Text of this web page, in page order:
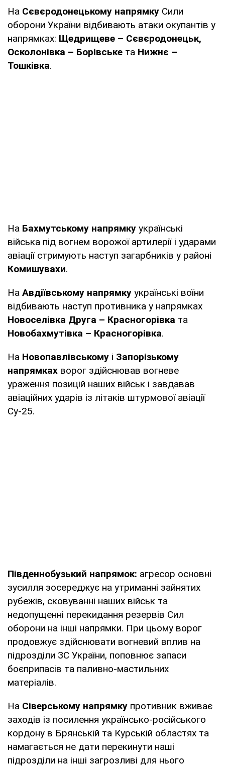
На Сєвєродонецькому напрямку Сили
оборони України відбивають атаки окупантів у
напрямках: Щедрищеве – Сєвєродонецьк,
Осколонівка – Борівське та Нижнє –
Тошківка.
На Бахмутському напрямку українські
війська під вогнем ворожої артилерії і ударами
авіації стримують наступ загарбників у районі
Комишувахи.
На Авдіївському напрямку українські воїни
відбивають наступ противника у напрямках
Новоселівка Друга – Красногорівка та
Новобахмутівка – Красногорівка.
На Новопавлівському і Запорізькому
напрямках ворог здійснював вогневе
ураження позицій наших військ і завдавав
авіаційних ударів із літаків штурмової авіації
Су-25.
Південнобузький напрямок: агресор основні
зусилля зосереджує на утриманні зайнятих
рубежів, сковуванні наших військ та
недопущенні перекидання резервів Сил
оборони на інші напрямки. При цьому ворог
продовжує здійснювати вогневий вплив на
підрозділи ЗС України, поповнює запаси
боєприпасів та паливно-мастильних
матеріалів.
На Сіверському напрямку противник вживає
заходів із посилення українсько-російського
кордону в Брянській та Курській областях та
намагається не дати перекинути наші
підрозділи на інші загрозливі для нього